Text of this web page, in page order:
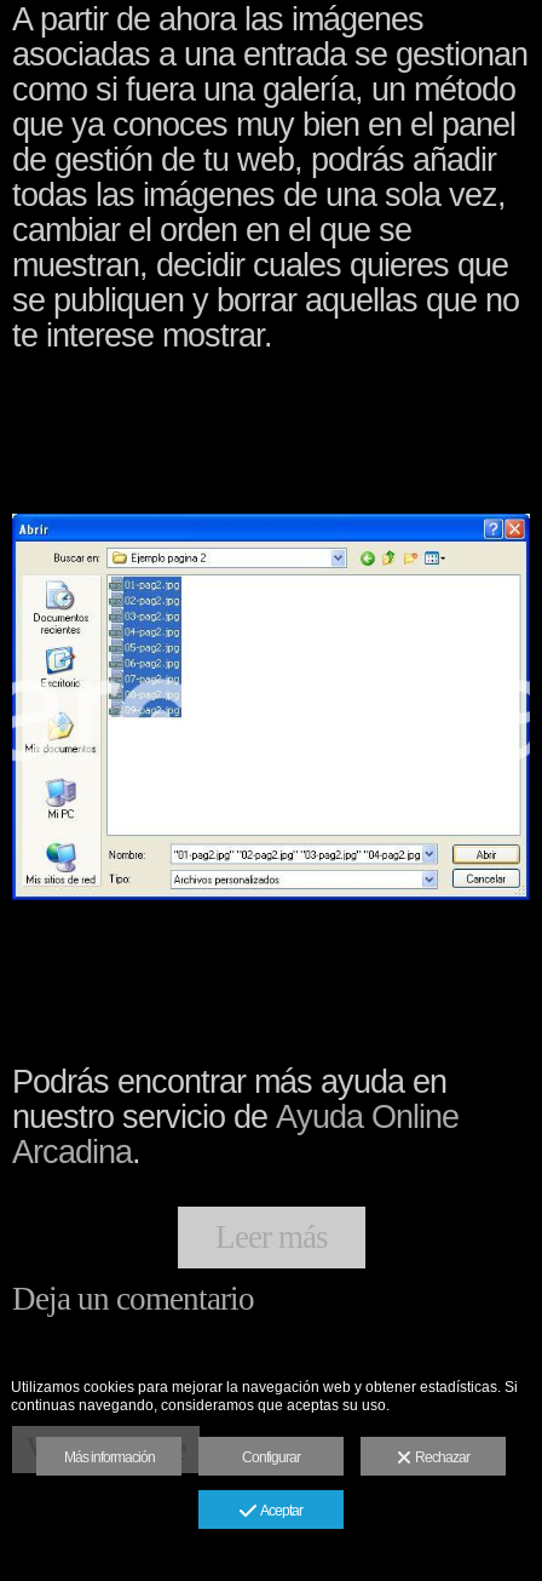
A partir de ahora las imágenes
asociadas a una entrada se gestionan
como si fuera una galería, un método
que ya conoces muy bien en el panel
de gestión de tu web, podrás añadir
todas las imágenes de una sola vez,
cambiar el orden en el que se
muestran, decidir cuales quieres que
se publiquen y borrar aquellas que no
te interese mostrar.
Podrás encontrar más ayuda en
nuestro servicio de Ayuda Online
Arcadina.
Leer más
Deja un comentario
Ver siguiente
Utilizamos cookies para mejorar la navegación web y obtener estadísticas. Si
continuas navegando, consideramos que aceptas su uso.
Más información Configurar Rechazar
Aceptar